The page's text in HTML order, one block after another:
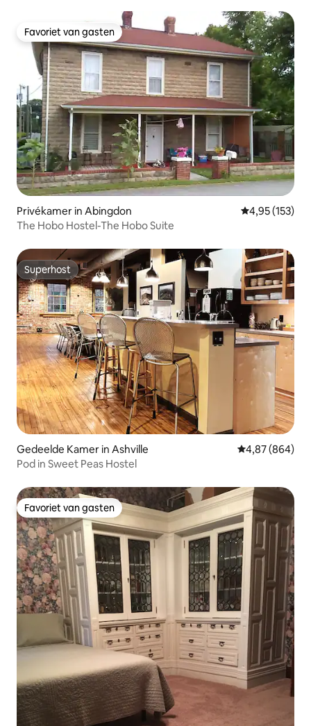
Favoriet van gasten
Favoriet van gasten
Privékamer in Abingdon Gemiddelde
4,95 (153)
The Hobo Hostel-The Hobo Suite
Superhost
Superhost
Gedeelde Kamer in Ashville Gemiddelde
4,87 (864)
Pod in Sweet Peas Hostel
Favoriet van gasten
Favoriet van gasten